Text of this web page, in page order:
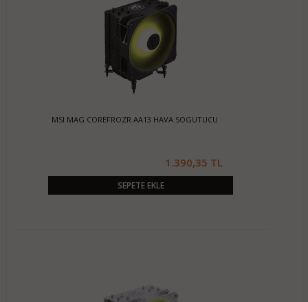
MSI MAG COREFROZR AA13 HAVA SOGUTUCU
1.390,35 TL
SEPETE EKLE